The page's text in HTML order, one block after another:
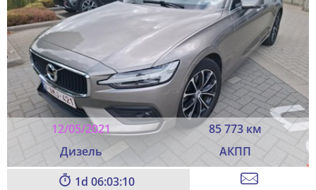
12/05/2021
85 773 км
Дизель
АКПП
1 06:03:08